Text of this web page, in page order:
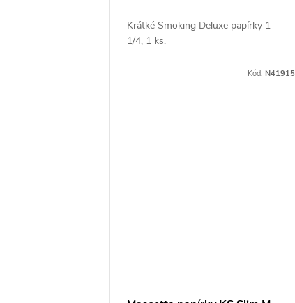
Krátké Smoking Deluxe papírky 1
1/4, 1 ks.
Kód:N41915